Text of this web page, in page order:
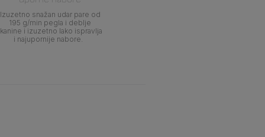
Izuzetno snažan udar pare od
195 g/min pegla i deblje
i izuzetno lako ispravlja
i najupornije nabore.